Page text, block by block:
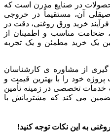
در صنایع مدرن است که
آن، مستقیماً در خروجی
خرید ورق روغنی، دقت در
ضخامت مناسب و اطمینان از
یک خرید مطمئن و یک تجربه
گیری از مشاوره ی کارشناسان
پروژه خود را با بهترین قیمت و
خدمات تخصصی در زمینه تأمین
می کند که مشتریانش با
به این نکات توجه کنید!